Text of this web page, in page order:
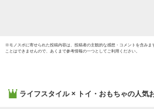
※モノスポに寄せられた投稿内容は、投稿者の主観的な感想・コメントを含みま
ことはできませんので、あくまで参考情報の一つとしてご利用ください。
ライフスタイル × トイ・おもちゃの人気